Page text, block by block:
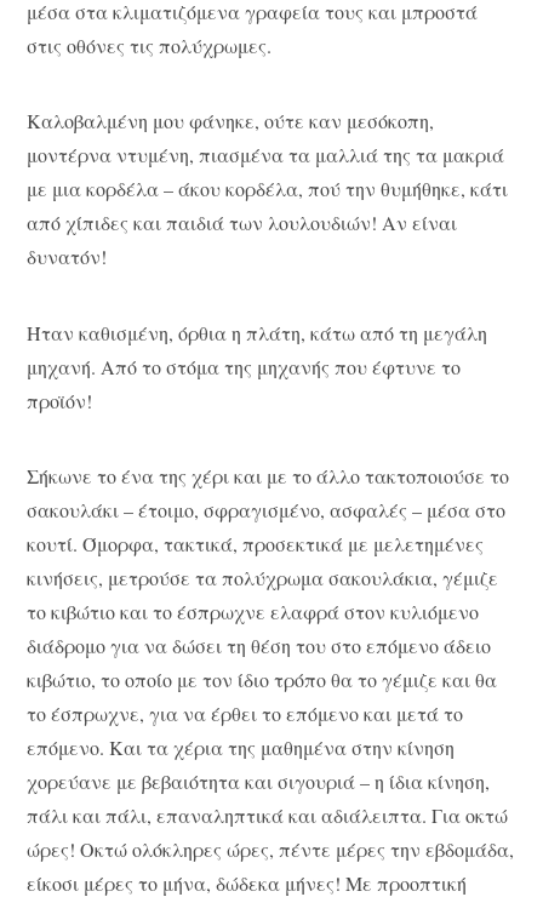
μέσα στα κλιματιζόμενα γραφεία τους και μπροστά
στις οθόνες τις πολύχρωμες.
Καλοβαλμένη μου φάνηκε, ούτε καν μεσόκοπη,
μοντέρνα ντυμένη, πιασμένα τα μαλλιά της τα μακριά
με μια κορδέλα – άκου κορδέλα, πού την θυμήθηκε, κάτι
από χίπιδες και παιδιά των λουλουδιών! Αν είναι
δυνατόν!
Ήταν καθισμένη, όρθια η πλάτη, κάτω από τη μεγάλη
μηχανή. Από το στόμα της μηχανής που έφτυνε το
προϊόν!
Σήκωνε το ένα της χέρι και με το άλλο τακτοποιούσε το
σακουλάκι – έτοιμο, σφραγισμένο, ασφαλές – μέσα στο
κουτί. Όμορφα, τακτικά, προσεκτικά με μελετημένες
κινήσεις, μετρούσε τα πολύχρωμα σακουλάκια, γέμιζε
το κιβώτιο και το έσπρωχνε ελαφρά στον κυλιόμενο
διάδρομο για να δώσει τη θέση του στο επόμενο άδειο
κιβώτιο, το οποίο με τον ίδιο τρόπο θα το γέμιζε και θα
το έσπρωχνε, για να έρθει το επόμενο και μετά το
επόμενο. Και τα χέρια της μαθημένα στην κίνηση
χορεύανε με βεβαιότητα και σιγουριά – η ίδια κίνηση,
πάλι και πάλι, επαναληπτικά και αδιάλειπτα. Για οκτώ
ώρες! Οκτώ ολόκληρες ώρες, πέντε μέρες την εβδομάδα,
είκοσι μέρες το μήνα, δώδεκα μήνες! Με προοπτική